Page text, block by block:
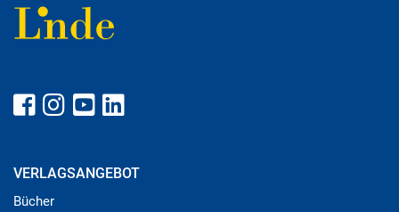
VERLAGSANGEBOT
Bücher